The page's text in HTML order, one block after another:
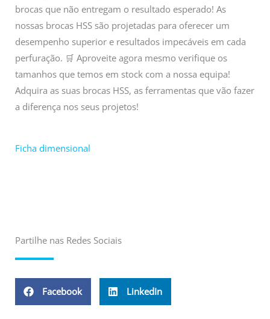
brocas que não entregam o resultado esperado! As
nossas brocas HSS são projetadas para oferecer um
desempenho superior e resultados impecáveis em cada
perfuração. 🛒 Aproveite agora mesmo verifique os
tamanhos que temos em stock com a nossa equipa!
Adquira as suas brocas HSS, as ferramentas que vão fazer
a diferença nos seus projetos!
Ficha dimensional
Partilhe nas Redes Sociais
Facebook LinkedIn